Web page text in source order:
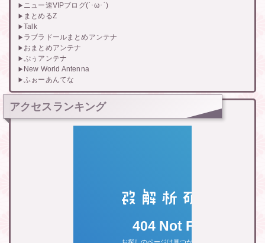
ニュー速VIPブログ(`･ω･´)
まとめるZ
Talk
ラブラドールまとめアンテナ
おまとめアンテナ
ぷぅアンテナ
New World Antenna
ふぉーあんてな
アクセスランキング